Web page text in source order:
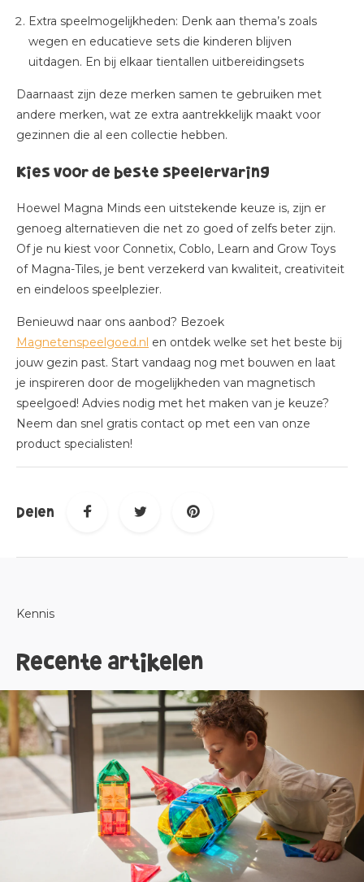
Extra speelmogelijkheden: Denk aan thema’s zoals
wegen en educatieve sets die kinderen blijven
uitdagen. En bij elkaar tientallen uitbereidingsets
Daarnaast zijn deze merken samen te gebruiken met
andere merken, wat ze extra aantrekkelijk maakt voor
gezinnen die al een collectie hebben.
Kies voor de beste speelervaring
Hoewel Magna Minds een uitstekende keuze is, zijn er
genoeg alternatieven die net zo goed of zelfs beter zijn.
Of je nu kiest voor Connetix, Coblo, Learn and Grow Toys
of Magna-Tiles, je bent verzekerd van kwaliteit, creativiteit
en eindeloos speelplezier.
Benieuwd naar ons aanbod? Bezoek
Magnetenspeelgoed.nl en ontdek welke set het beste bij
jouw gezin past. Start vandaag nog met bouwen en laat
je inspireren door de mogelijkheden van magnetisch
speelgoed! Advies nodig met het maken van je keuze?
Neem dan snel gratis contact op met een van onze
product specialisten!
Delen
Kennis
Recente artikelen